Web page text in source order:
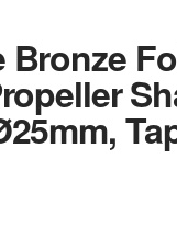
Bronze